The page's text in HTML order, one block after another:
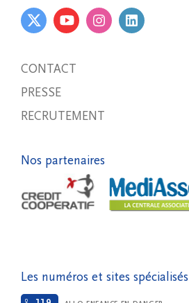
CONTACT
PRESSE
RECRUTEMENT
Nos partenaires
Les numéros et sites spécialisés